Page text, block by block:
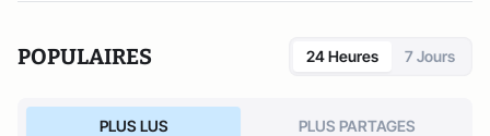
POPULAIRES 24 Heures 7 Jours
PLUS LUS PLUS PARTAGES